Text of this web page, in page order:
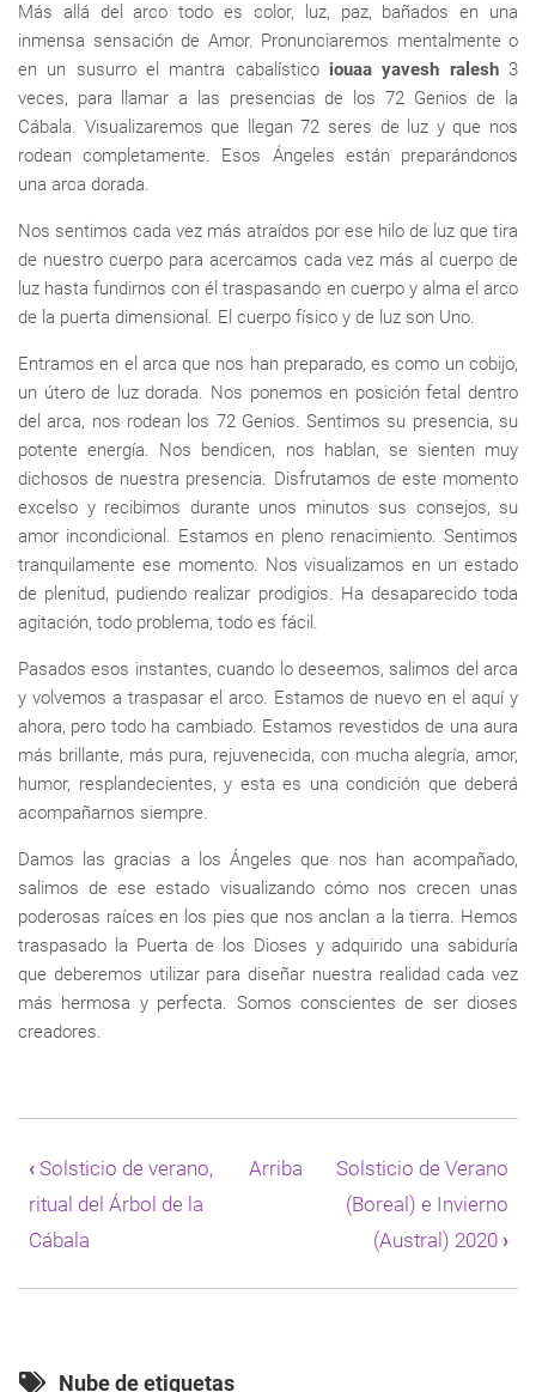
Más allá del arco todo es color, luz, paz, bañados en una
inmensa sensación de Amor. Pronunciaremos mentalmente o
en un susurro el mantra cabalístico iouaa yavesh ralesh3
veces, para llamar a las presencias de los 72 Genios de la
Cábala. Visualizaremos que llegan 72 seres de luz y que nos
rodean completamente. Esos Ángeles están preparándonos
una arca dorada.
Nos sentimos cada vez más atraídos por ese hilo de luz que tira
de nuestro cuerpo para acercamos cada vez más al cuerpo de
luz hasta fundirnos con él traspasando en cuerpo y alma el arco
de la puerta dimensional. El cuerpo físico y de luz son Uno.
Entramos en el arca que nos han preparado, es como un cobijo,
un útero de luz dorada. Nos ponemos en posición fetal dentro
del arca, nos rodean los 72 Genios. Sentimos su presencia, su
potente energía. Nos bendicen, nos hablan, se sienten muy
dichosos de nuestra presencia. Disfrutamos de este momento
excelso y recibimos durante unos minutos sus consejos, su
amor incondicional. Estamos en pleno renacimiento. Sentimos
tranquilamente ese momento. Nos visualizamos en un estado
de plenitud, pudiendo realizar prodigios. Ha desaparecido toda
agitación, todo problema, todo es fácil.
Pasados esos instantes, cuando lo deseemos, salimos del arca
y volvemos a traspasar el arco. Estamos de nuevo en el aquí y
ahora, pero todo ha cambiado. Estamos revestidos de una aura
más brillante, más pura, rejuvenecida, con mucha alegría, amor,
humor, resplandecientes, y esta es una condición que deberá
acompañarnos siempre.
Damos las gracias a los Ángeles que nos han acompañado,
salimos de ese estado visualizando cómo nos crecen unas
poderosas raíces en los pies que nos anclan a la tierra. Hemos
traspasado la Puerta de los Dioses y adquirido una sabiduría
que deberemos utilizar para diseñar nuestra realidad cada vez
más hermosa y perfecta. Somos conscientes de ser dioses
creadores.
transversales
de
Book
para
de
activar
‹Solsticio de verano,
ritual del Árbol de la
Cábala
Arriba
Solsticio de Verano
(Boreal) e Invierno
(Austral) 2020 ›
Nube de etiquetas